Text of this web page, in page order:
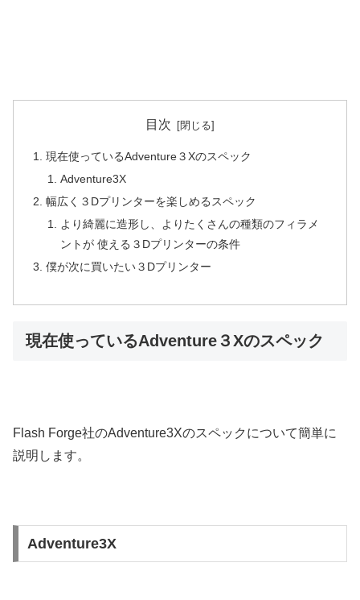
目次
現在使っているAdventure３Xのスペック
Adventure3X
幅広く３Dプリンターを楽しめるスペック
より綺麗に造形し、よりたくさんの種類のフィラメ
ントが 使える３Dプリンターの条件
僕が次に買いたい３Dプリンター
現在使っているAdventure３Xのスペック
Flash Forge社のAdventure3Xのスペックについて簡単に
説明します。
Adventure3X